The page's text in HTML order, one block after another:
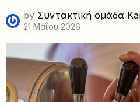
by Συντακτική ομάδα
21 Μαΐου 2026